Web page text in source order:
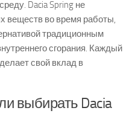
Dacia Spring не
веществ во время работы,
традиционным
сгорания. Каждый
свой вклад в
выбирать Dacia